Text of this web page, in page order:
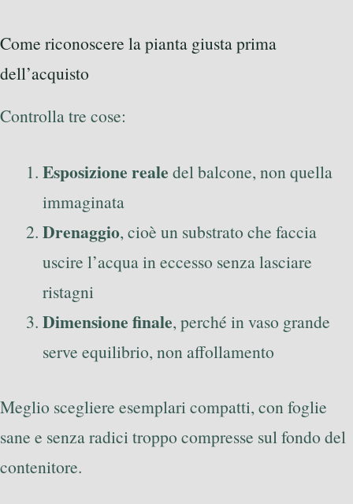
Come riconoscere la pianta giusta prima
dell’acquisto
Controlla tre cose:
Esposizione reale del balcone, non quella
immaginata
Drenaggio, cioè un substrato che faccia
uscire l’acqua in eccesso senza lasciare
ristagni
Dimensione finale, perché in vaso grande
serve equilibrio, non affollamento
Meglio scegliere esemplari compatti, con foglie
sane e senza radici troppo compresse sul fondo del
contenitore.